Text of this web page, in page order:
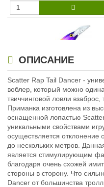
Воблер Rapala Scatter Rap Tail
Dancer до 5,7 м (9см, 13гр) MFT
1 800₽
ОПИСАНИЕ
Scatter Rap Tail Dancer -
воблер, который можно
твиччинговой ловли взаброс,
Приманка изготовлена из
оснащенной лопастью
уникальными свойствами
осуществляется отклонение
до нескольких метров.
является стимулирующим
благодаря очень схожей
стороны в сторону. Что
Dancer от большинства